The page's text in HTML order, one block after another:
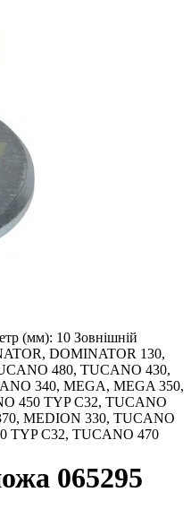
(мм): 10 Зовнішній
DOMINATOR 130,
480, TUCANO 430,
340, MEGA, MEGA 350,
450 TYP C32, TUCANO
MEDION 330, TUCANO
TYP C32, TUCANO 470
065295